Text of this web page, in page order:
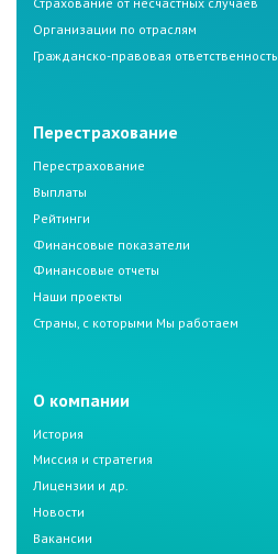
Организации по отраслям
Гражданско-правовая ответственность
Перестрахование
Перестрахование
Выплаты
Рейтинги
Финансовые показатели
Финансовые отчеты
Наши проекты
Страны, с которыми Мы работаем
О компании
История
Миссия и стратегия
Лицензии и др.
Новости
Вакансии